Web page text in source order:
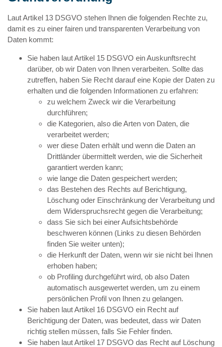
Laut Artikel 13 DSGVO stehen Ihnen die folgenden Rechte zu,
damit es zu einer fairen und transparenten Verarbeitung von
Daten kommt:
Sie haben laut Artikel 15 DSGVO ein Auskunftsrecht
darüber, ob wir Daten von Ihnen verarbeiten. Sollte das
zutreffen, haben Sie Recht darauf eine Kopie der Daten zu
erhalten und die folgenden Informationen zu erfahren:
zu welchem Zweck wir die Verarbeitung
durchführen;
die Kategorien, also die Arten von Daten, die
verarbeitet werden;
wer diese Daten erhält und wenn die Daten an
Drittländer übermittelt werden, wie die Sicherheit
garantiert werden kann;
wie lange die Daten gespeichert werden;
das Bestehen des Rechts auf Berichtigung,
Löschung oder Einschränkung der Verarbeitung und
dem Widerspruchsrecht gegen die Verarbeitung;
dass Sie sich bei einer Aufsichtsbehörde
beschweren können (Links zu diesen Behörden
finden Sie weiter unten);
die Herkunft der Daten, wenn wir sie nicht bei Ihnen
erhoben haben;
ob Profiling durchgeführt wird, ob also Daten
automatisch ausgewertet werden, um zu einem
persönlichen Profil von Ihnen zu gelangen.
Sie haben laut Artikel 16 DSGVO ein Recht auf
Berichtigung der Daten, was bedeutet, dass wir Daten
richtig stellen müssen, falls Sie Fehler finden.
Sie haben laut Artikel 17 DSGVO das Recht auf Löschung